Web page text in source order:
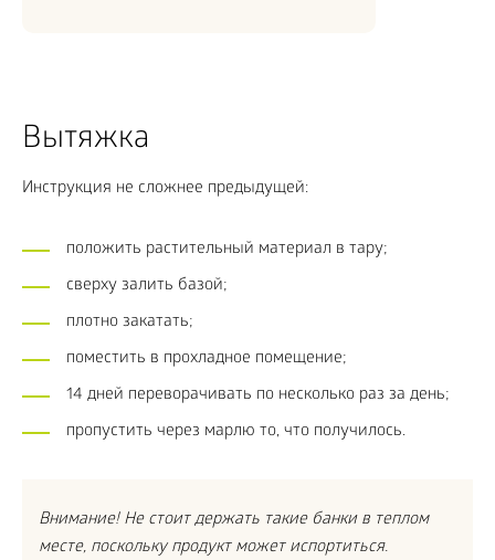
Вытяжка
Инструкция не сложнее предыдущей:
положить растительный материал в тару;
сверху залить базой;
плотно закатать;
поместить в прохладное помещение;
14 дней переворачивать по несколько раз за день;
пропустить через марлю то, что получилось.
Внимание! Не стоит держать такие банки в теплом
месте, поскольку продукт может испортиться.